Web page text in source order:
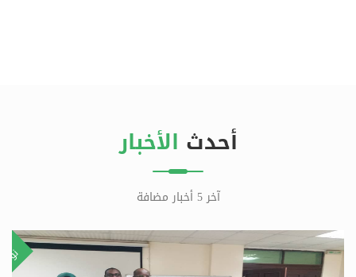
أحدث الأخبار
آخر 5 أخبار مضافة
٢٣